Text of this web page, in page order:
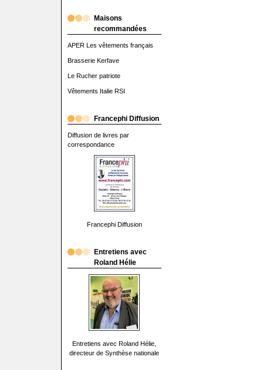
Maisons
recommandées
APER Les vêtements français
Brasserie Kerfave
Le Rucher patriote
Vêtements Italie RSI
Francephi Diffusion
Diffusion de livres par
correspondance
Francephi Diffusion
Entretiens avec
Roland Hélie
Entretiens avec Roland Hélie,
directeur de Synthèse nationale